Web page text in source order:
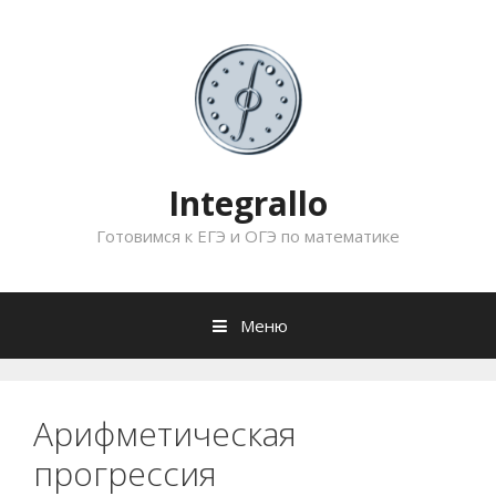
Integrallo
Готовимся к ЕГЭ и ОГЭ по математике
Меню
Арифметическая
прогрессия